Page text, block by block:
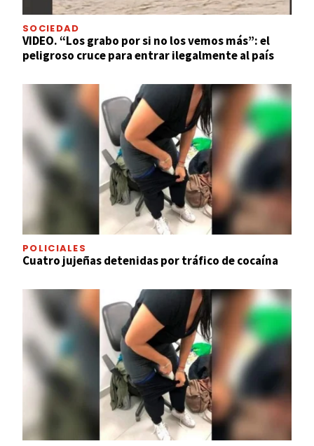
SOCIEDAD
VIDEO. “Los grabo por si no los vemos más”: el
peligroso cruce para entrar ilegalmente al país
POLICIALES
Cuatro jujeñas detenidas por tráfico de cocaína